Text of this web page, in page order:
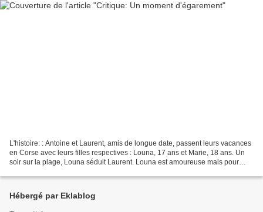
L'histoire: : Antoine et Laurent, amis de longue date, passent leurs vacances
en Corse avec leurs filles respectives : Louna, 17 ans et Marie, 18 ans. Un
soir sur la plage, Louna séduit Laurent. Louna est amoureuse mais pour
Hébergé par Eklablog